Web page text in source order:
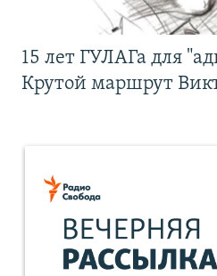
15 лет ГУЛАГа для
Крутой маршрут